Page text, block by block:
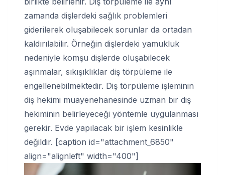
zamanda dişlerdeki sağlık problemleri
giderilerek oluşabilecek sorunlar da ortadan
kaldırılabilir. Örneğin dişlerdeki yamukluk
nedeniyle komşu dişlerde oluşabilecek
aşınmalar, sıkışıklıklar diş törpüleme ile
engellenebilmektedir. Diş törpüleme işleminin
diş hekimi muayenehanesinde uzman bir diş
hekiminin belirleyeceği yöntemle uygulanması
gerekir. Evde yapılacak bir işlem kesinlikle
değildir. [caption id="attachment_6850"
align="alignleft" width="400"]